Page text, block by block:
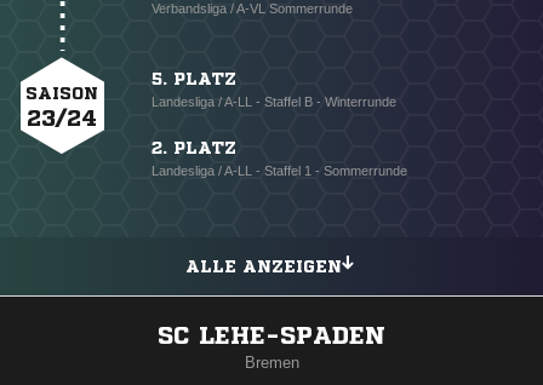
Verbandsliga / A-VL Sommerrunde
SAISON
23/24
5. PLATZ
Landesliga / A-LL - Staffel B - Winterrunde
2. PLATZ
Landesliga / A-LL - Staffel 1 - Sommerrunde
ALLE ANZEIGEN
SC LEHE-SPADEN
Bremen